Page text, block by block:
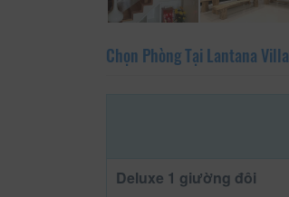
Chọn Phòng Tại Lantana Villa
Deluxe 1 giường đôi